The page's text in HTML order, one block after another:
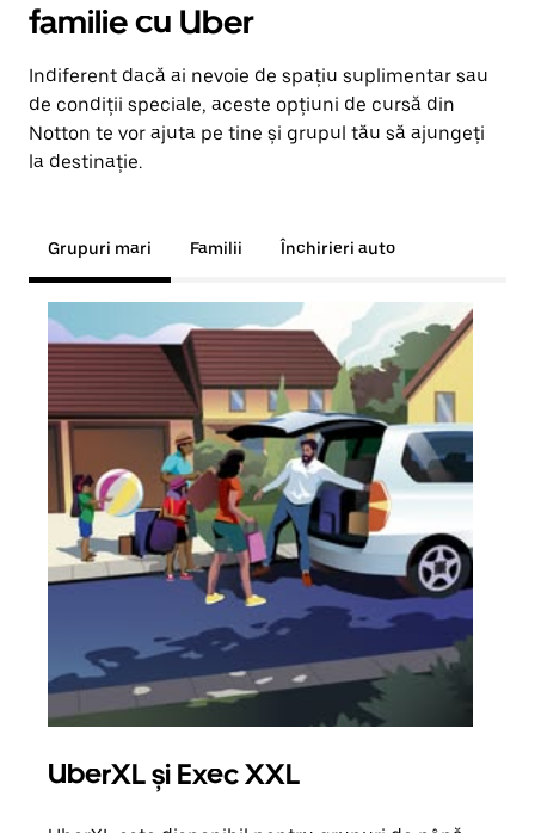
familie cu Uber
Indiferent dacă ai nevoie de spațiu suplimentar sau
de condiții speciale, aceste opțiuni de cursă din
Notton te vor ajuta pe tine și grupul tău să ajungeți
la destinație.
Grupuri mari Familii Închirieri auto
UberXL și Exec XXL